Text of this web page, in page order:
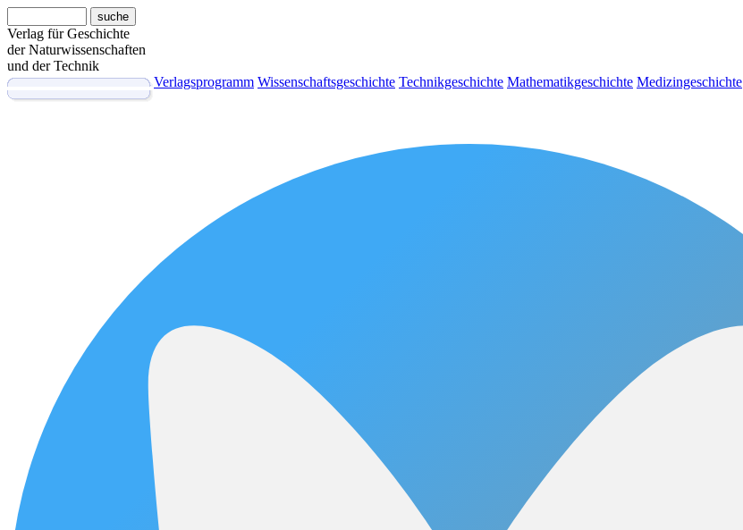
Verlag für Geschichte
der Naturwissenschaften
und der Technik
Verlagsprogramm Wissenschaftsgeschichte Technikgeschichte Mathematikgeschichte Medizingeschichte